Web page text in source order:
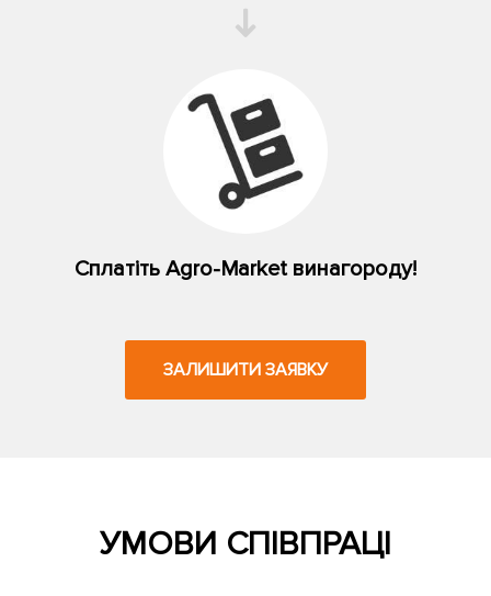
Сплатіть Agro-Market винагороду!
ЗАЛИШИТИ ЗАЯВКУ
УМОВИ СПІВПРАЦІ